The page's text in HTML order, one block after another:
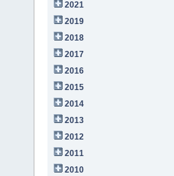
2021
2019
2018
2017
2016
2015
2014
2013
2012
2011
2010